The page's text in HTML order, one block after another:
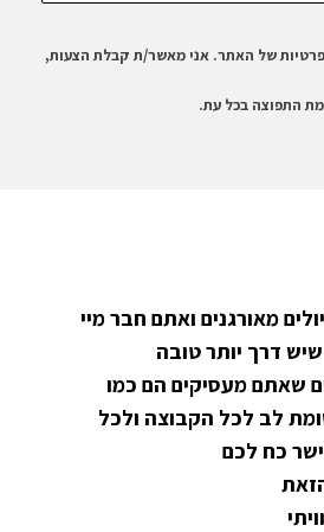
של האתר. אני מאשר/ת קבלת הצעות,
התפוצה בכל עת.
מאורגנים ואתם חבר מיי
דרך יותר טובה
שאתם מעסיקים הם כמו
לב לכל הקבוצה ולכל
כח לכם